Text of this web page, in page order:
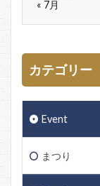
« 7月
カテゴリー
Event
まつり